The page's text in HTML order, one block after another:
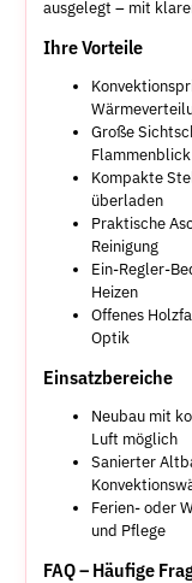
ausgelegt – mit
Ihre Vorteile
Große
Flammenblick
Kompakte
überladen
Praktische
Reinigung
Ein-Regler-
Heizen
Offenes
Optik
Einsatzbereiche
Neubau mit
Luft möglich
Sanierter
Ferien- oder
und Pflege
FAQ – Häufige